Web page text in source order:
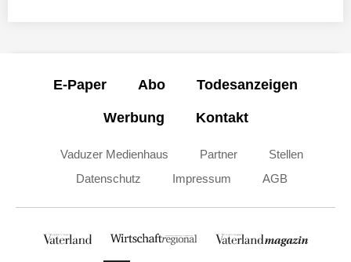
E-Paper Abo Todesanzeigen
Werbung Kontakt
Vaduzer Medienhaus Partner
Stellen
Datenschutz
Impressum AGB